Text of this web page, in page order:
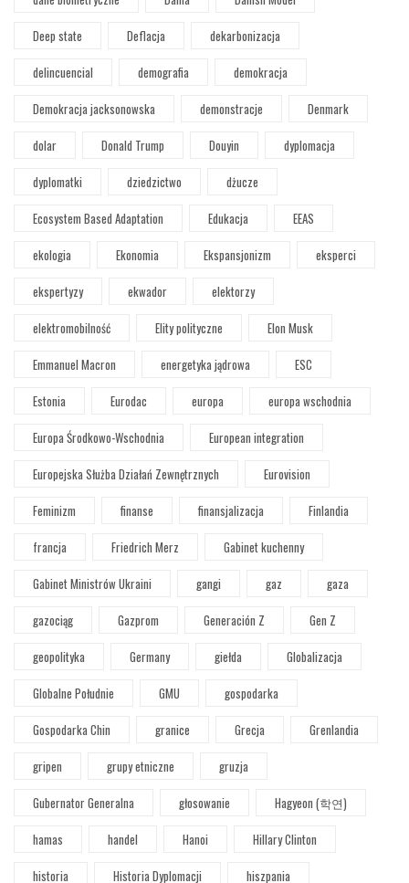
Deep state
Deflacja
dekarbonizacja
delincuencial
demografia
demokracja
Demokracja jacksonowska
demonstracje
Denmark
dolar
Donald Trump Douyin
dyplomacja
dyplomatki
dziedzictwo
dżucze
Ecosystem Based Adaptation
Edukacja
EEAS
ekologia
Ekonomia Ekspansjonizm
eksperci
ekspertyzy
ekwador
elektorzy
elektromobilność
Elity polityczne
Elon Musk
Emmanuel Macron
energetyka jądrowa
ESC
Estonia
Eurodac europa
europa wschodnia
Europa Środkowo-Wschodnia
European integration
Europejska Służba Działań Zewnętrznych
Eurovision
Feminizm
finanse finansjalizacja
Finlandia
francja
Friedrich Merz
Gabinet kuchenny
Gabinet Ministrów Ukraini
gangi gaz
gaza
gazociąg
Gazprom Generación Z
Gen Z
geopolityka
Germany giełda
Globalizacja
Globalne Południe
GMU
gospodarka
Gospodarka Chin
granice Grecja
Grenlandia
gripen
grupy etniczne
gruzja
Gubernator Generalna
głosowanie
Hagyeon (학연)
hamas
handel Hanoi
Hillary Clinton
historia
Historia Dyplomacji
hiszpania